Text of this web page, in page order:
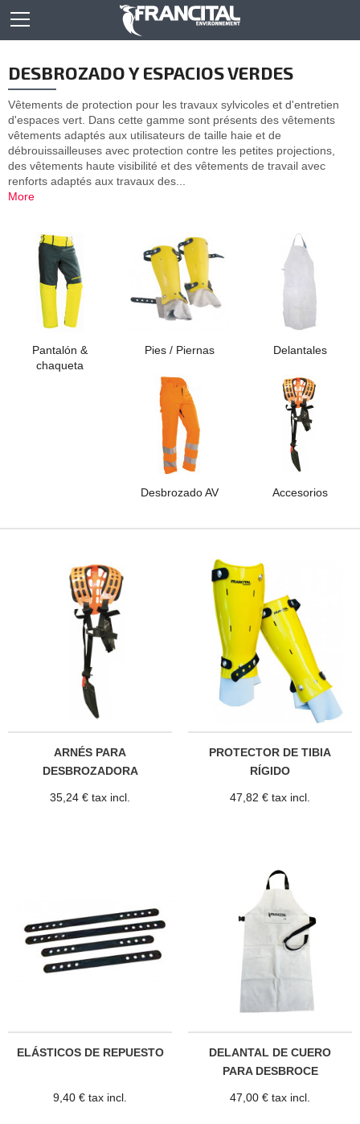
DESBROZADO Y ESPACIOS VERDES
Vêtements de protection pour les travaux sylvicoles et d'entretien
d'espaces vert. Dans cette gamme sont présents des vêtements
vêtements adaptés aux utilisateurs de taille haie et de
débrouissailleuses avec protection contre les petites projections,
des vêtements haute visibilité et des vêtements de travail avec
renforts adaptés aux travaux des...
More
Pantalón &
chaqueta
Pies / Piernas Delantales
Desbrozado AV Accesorios
ARNÉS PARA
DESBROZADORA
35,24 € tax incl.
PROTECTOR DE TIBIA
RÍGIDO
47,82 € tax incl.
ELÁSTICOS DE REPUESTO
9,40 € tax incl.
DELANTAL DE CUERO
PARA DESBROCE
47,00 € tax incl.